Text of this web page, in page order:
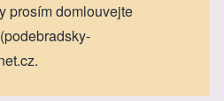
prosím domlouvejte